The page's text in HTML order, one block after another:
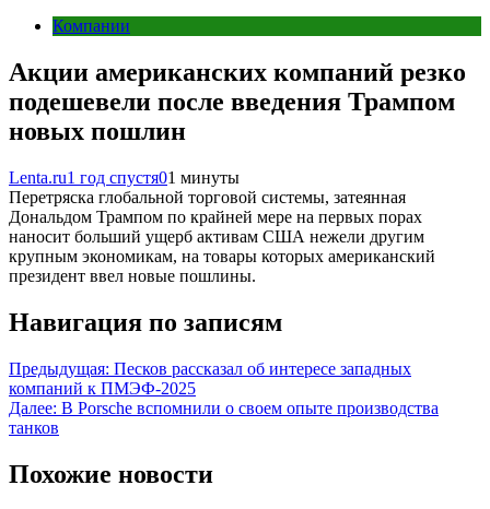
Компании
Акции американских компаний резко
подешевели после введения Трампом
новых пошлин
Lenta.ru1 год спустя01 минуты
Перетряска глобальной торговой системы, затеянная
Дональдом Трампом по крайней мере на первых порах
наносит больший ущерб активам США нежели другим
крупным экономикам, на товары которых американский
президент ввел новые пошлины.
Навигация по записям
Предыдущая: Песков рассказал об интересе западных
компаний к ПМЭФ-2025
Далее: В Porsche вспомнили о своем опыте производства
танков
Похожие новости